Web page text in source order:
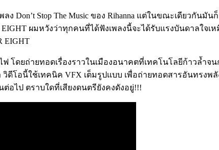
Don’t Stop The Music ของ Rihanna แต่ในขณะเดียวกัน
ผมหวังว่าทุกคนที่ได้ฟังเพลงนี้จะได้รับแรงบันดาลใจ
EIGHT
โดยถ่ายทอดเรื่องราวในเมืองอนาคตที่เทคโนโลยีก้าวล้
ดีโอนี้ใช้เทคนิค VFX เต็มรูปแบบ เพื่อถ่ายทอดสารอันทรงพลั
อไป ตราบใดที่เสียงดนตรียังคงดังอยู่!!!